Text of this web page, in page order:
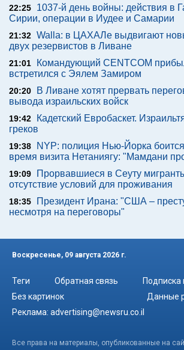
22:25
1037-й день войны: действия в
Сирии, операции в Иудее и Самарии
21:32 Walla: в ЦАХАЛе выдвигают
двух резервистов в Ливане
21:01
Командующий CENTCOM
встретился с Эялем Замиром
20:20
В Ливане хотят прервать
вывода израильских войск
19:42
Кадетский Евробаскет.
греков
19:38
NYP: полиция Нью-Йорка
время визита Нетаниягу: "Мамдани
19:09
Прорвавшиеся в Сеуту
отсутствие условий для проживания
18:35
Президент Ирана: "США –
несмотря на переговоры"
Воскресенье, 09 августа 2026 г.
Теги Обратная связь
Подписка
Без картинок
Данные
Реклама: advertising@newsru.co.il
Все права на материалы, опубликованные на